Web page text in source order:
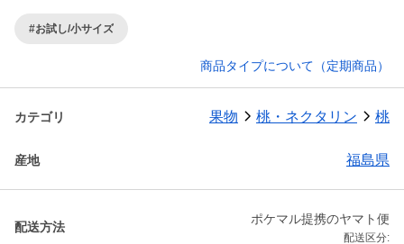
#お試し/小サイズ
商品タイプについて（定期商品）
カテゴリ 果物 桃・ネクタリン 桃
産地 福島県
配送方法
ポケマル提携のヤマト便
配送区分: